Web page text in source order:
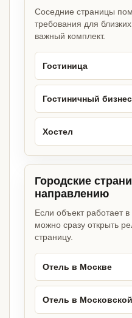
Соседние страницы
требования для
важный комплект.
Гостиница
Гостиничный бизнес
Хостел
Городские
направлению
Если объект работает в
можно сразу открыть
страницу.
Отель в Москве
Отель в